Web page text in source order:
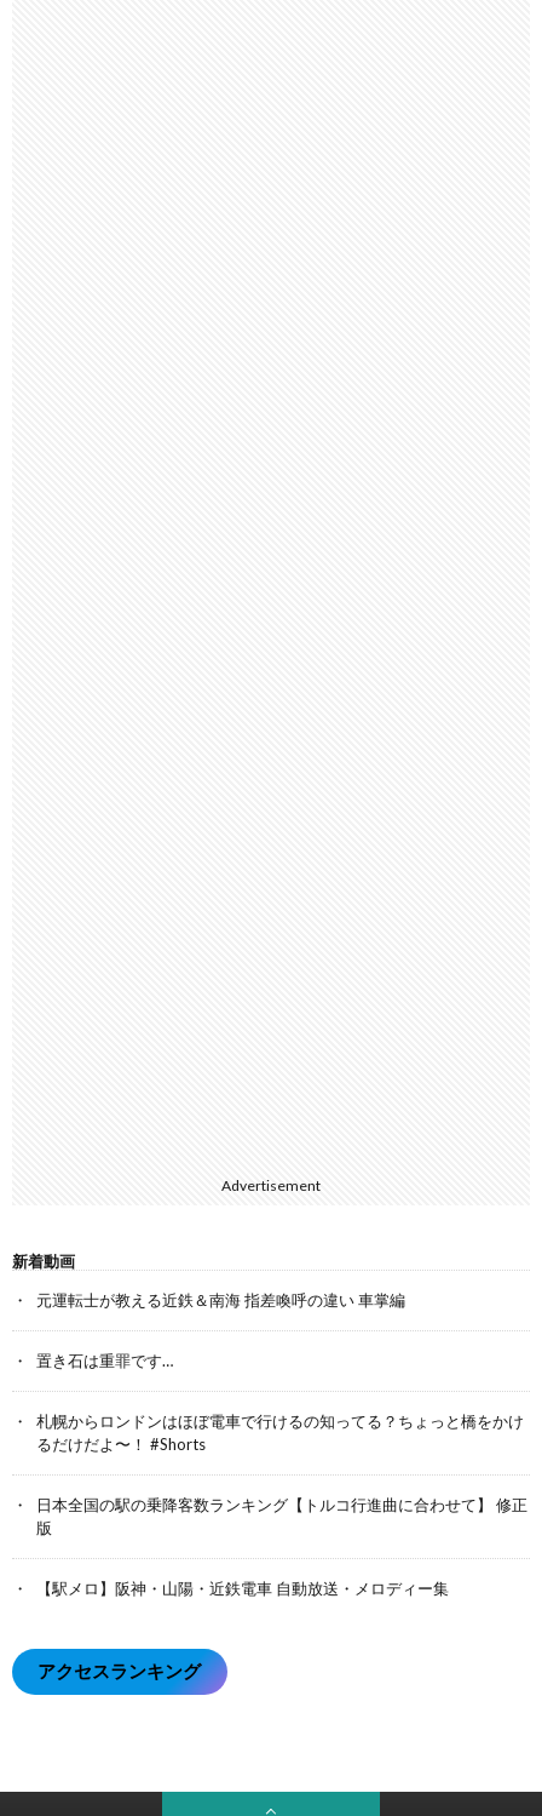
Advertisement
新着動画
元運転士が教える近鉄＆南海 指差喚呼の違い 車掌編
置き石は重罪です…
札幌からロンドンはほぼ電車で行けるの知ってる？ちょっと橋をかけ
るだけだよ〜！ #Shorts
日本全国の駅の乗降客数ランキング【トルコ行進曲に合わせて】 修正
版
【駅メロ】阪神・山陽・近鉄電車 自動放送・メロディー集
アクセスランキング